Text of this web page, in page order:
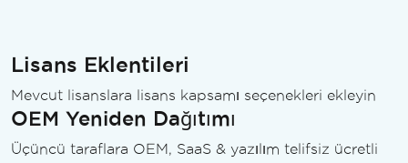
Lisans Eklentileri
Mevcut lisanslara lisans kapsamı seçenekleri ekleyin
OEM Yeniden Dağıtımı
Üçüncü taraflara OEM, SaaS & yazılım telifsiz ücretli